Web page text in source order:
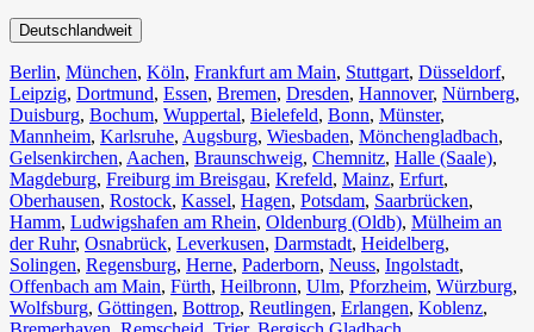
Deutschlandweit
Berlin⁠, München, Köln⁠, Frankfurt am Main, Stuttgart, Düsseldorf,
Leipzig, Dortmund, Essen, Bremen, Dresden, Hannover, Nürnberg,
Duisburg⁠, Bochum, Wuppertal⁠, Bielefeld⁠, Bonn⁠, Münster⁠,
Mannheim, Karlsruhe, Augsburg, Wiesbaden⁠, Mönchengladbach⁠,
Gelsenkirchen⁠, Aachen⁠, Braunschweig, Chemnitz⁠, Halle (Saale)⁠,
Magdeburg, Freiburg im Breisgau⁠, Krefeld⁠, Mainz⁠, Erfurt,
Oberhausen⁠, Rostock⁠, Kassel⁠, Hagen, Potsdam, Saarbrücken⁠,
Hamm, Ludwigshafen am Rhein⁠, Oldenburg (Oldb), Mülheim an
der Ruhr, Osnabrück⁠, Leverkusen, Darmstadt⁠, Heidelberg,
Solingen, Regensburg, Herne⁠, Paderborn, Neuss, Ingolstadt,
Offenbach am Main, Fürth⁠, Heilbronn, Ulm⁠, Pforzheim, Würzburg,
Wolfsburg⁠, Göttingen, Bottrop, Reutlingen, Erlangen⁠, Koblenz,